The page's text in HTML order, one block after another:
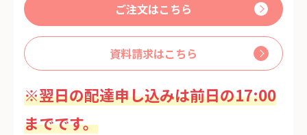
ご注文はこちら
資料請求はこちら
※翌日の配達申し込みは前日の17:00
までです。